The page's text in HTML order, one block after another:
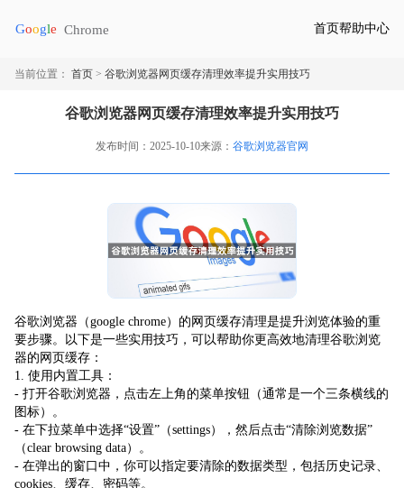
首页帮助中心
当前位置： 首页 > 谷歌浏览器网页缓存清理效率提升实用技巧
谷歌浏览器网页缓存清理效率提升实用技巧
发布时间：2025-10-10来源： 谷歌浏览器官网
谷歌浏览器（google chrome）的网页缓存清理是提升浏览体验的重
要步骤。以下是一些实用技巧，可以帮助你更高效地清理谷歌浏览
器的网页缓存：
1. 使用内置工具：
- 打开谷歌浏览器，点击左上角的菜单按钮（通常是一个三条横线的
图标）。
- 在下拉菜单中选择“设置”（settings），然后点击“清除浏览数据”
（clear browsing data）。
- 在弹出的窗口中，你可以指定要清除的数据类型，包括历史记录、
cookies、缓存、密码等。